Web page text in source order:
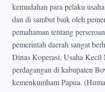
kemudahan para pelaku
dan di sambut baik oleh
pemahaman tentang
pemerintah daerah sangat
Dinas Koperasi, Usaha Kecil
perdagangan di kabupaten
kemenkumham Papua.